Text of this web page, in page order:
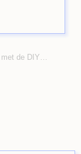
met de DIY…